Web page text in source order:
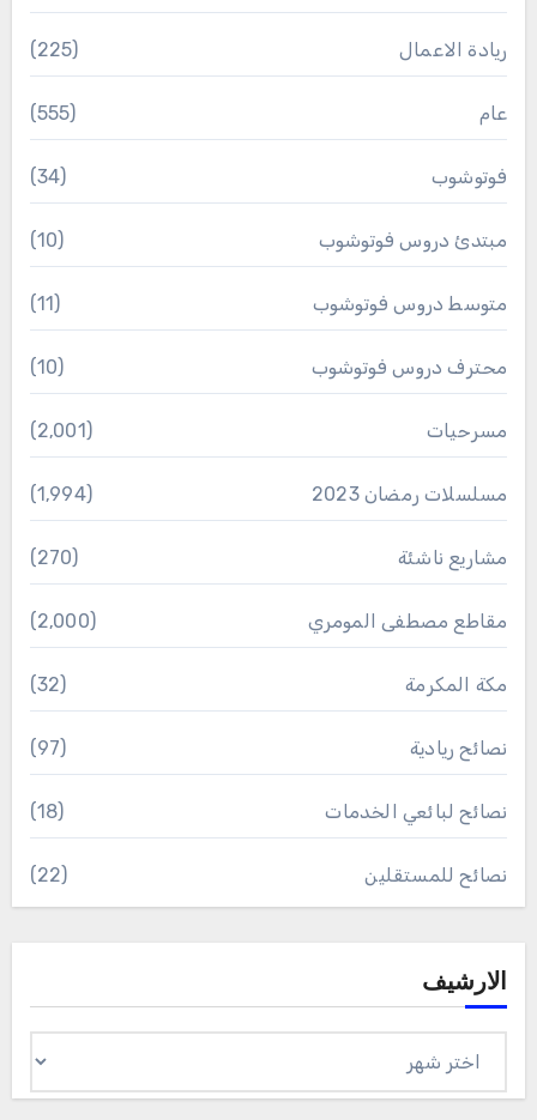
ريادة الاعمال (225)
عام (555)
فوتوشوب (34)
مبتدئ دروس فوتوشوب (10)
متوسط دروس فوتوشوب (11)
محترف دروس فوتوشوب (10)
مسرحيات (2٬001)
مسلسلات رمضان 2023 (1٬994)
مشاريع ناشئة (270)
مقاطع مصطفى المومري (2٬000)
مكة المكرمة (32)
نصائح ريادية (97)
نصائح لبائعي الخدمات (18)
نصائح للمستقلين (22)
الارشيف